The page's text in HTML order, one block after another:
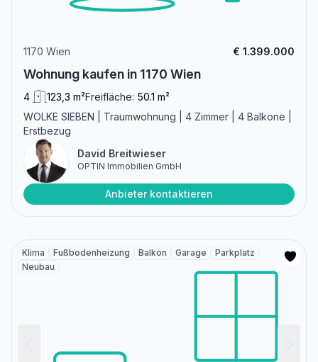
1170 Wien € 1.399.000
Wohnung kaufen in 1170 Wien
4 123,3 m²Freifläche: 50.1 m²
WOLKE SIEBEN | Traumwohnung | 4 Zimmer | 4 Balkone |
Erstbezug
David Breitwieser
OPTIN Immobilien GmbH
Anbieter kontaktieren
Klima Fußbodenheizung Balkon Garage
Parkplatz
Neubau